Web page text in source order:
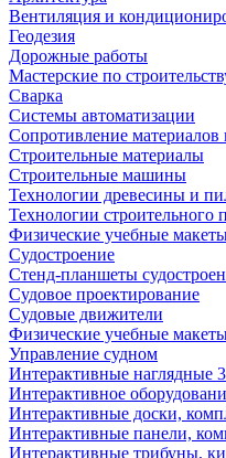
Вентиляция и
Геодезия
Дорожные работы
Мастерские по
Сварка
Системы автоматизации
Сопротивление материалов
Строительные материалы
Строительные машины
Технологии древесины и
Технологии строительного
Физические учебные
Судостроение
Стенд-планшеты
Судовое проектирование
Судовые движители
Физические учебные
Управление судном
Интерактивные наглядные
Интерактивное
Интерактивные доски,
Интерактивные панели,
Интерактивные трибуны,